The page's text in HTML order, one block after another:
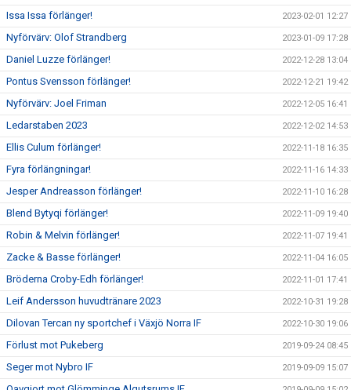
Issa Issa förlänger! 2023-02-01 12:27
Nyförvärv: Olof Strandberg 2023-01-09 17:28
Daniel Luzze förlänger! 2022-12-28 13:04
Pontus Svensson förlänger! 2022-12-21 19:42
Nyförvärv: Joel Friman 2022-12-05 16:41
Ledarstaben 2023 2022-12-02 14:53
Ellis Culum förlänger! 2022-11-18 16:35
Fyra förlängningar! 2022-11-16 14:33
Jesper Andreasson förlänger! 2022-11-10 16:28
Blend Bytyqi förlänger! 2022-11-09 19:40
Robin & Melvin förlänger! 2022-11-07 19:41
Zacke & Basse förlänger! 2022-11-04 16:05
Bröderna Croby-Edh förlänger! 2022-11-01 17:41
Leif Andersson huvudtränare 2023 2022-10-31 19:28
Dilovan Tercan ny sportchef i Växjö Norra IF 2022-10-30 19:06
Förlust mot Pukeberg 2019-09-24 08:45
Seger mot Nybro IF 2019-09-09 15:07